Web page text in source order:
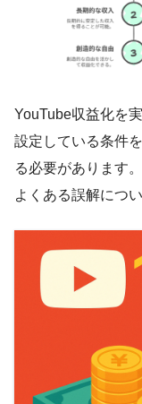
YouTube収益化を
設定している条件
る必要があります
よくある誤解につ